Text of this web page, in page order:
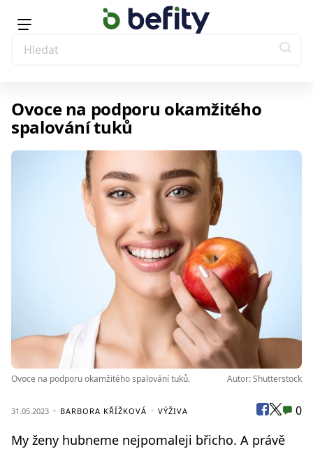
Ovoce na podporu okamžitého
spalování tuků
Ovoce na podporu okamžitého spalování tuků. Autor: Shutterstock
31.05.2023 BARBORA KŘÍŽKOVÁ VÝŽIVA 0
My ženy hubneme nejpomaleji břicho. A právě